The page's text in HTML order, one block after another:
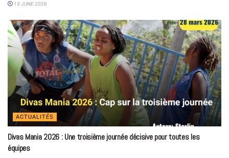
13 JUNE 2026
ACTUALITÉS
Divas Mania 2026 : Une troisième journée décisive pour toutes les
équipes